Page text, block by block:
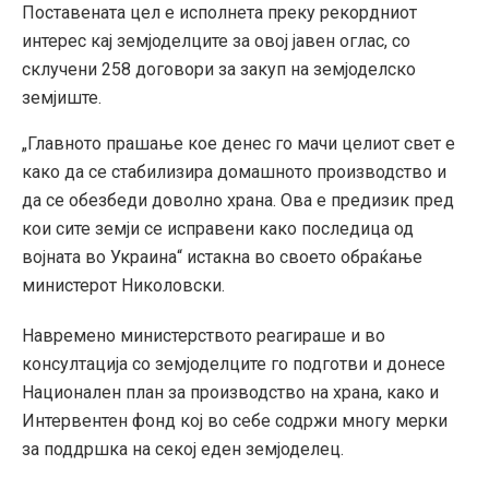
Поставената цел е исполнета преку рекордниот
интерес кај земјоделците за овој јавен оглас, со
склучени 258 договори за закуп на земјоделско
земјиште.
„Главното прашање кое денес го мачи целиот свет е
како да се стабилизира домашното производство и
да се обезбеди доволно храна. Ова е предизик пред
кои сите земји се исправени како последица од
војната во Украина“ истакна во своето обраќање
министерот Николовски.
Навремено министерството реагираше и во
консултација со земјоделците го подготви и донесе
Национален план за производство на храна, како и
Интервентен фонд кој во себе содржи многу мерки
за поддршка на секој еден земјоделец.